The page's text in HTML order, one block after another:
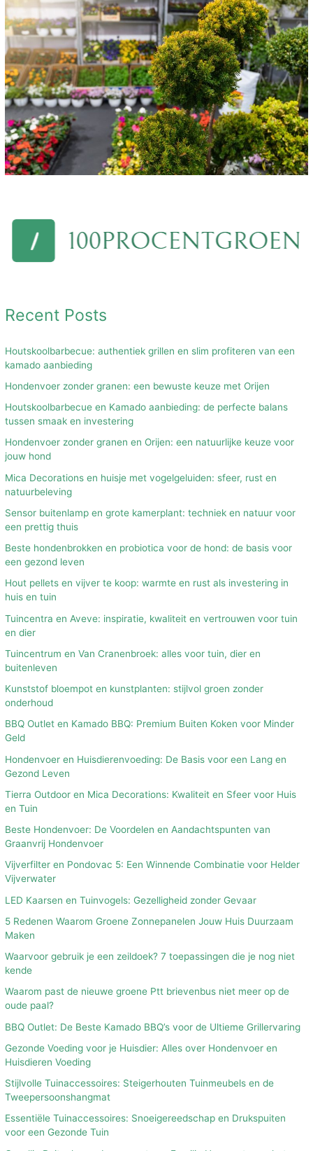
Recent Posts
Houtskoolbarbecue: authentiek grillen en slim profiteren van een
kamado aanbieding
Hondenvoer zonder granen: een bewuste keuze met Orijen
Houtskoolbarbecue en Kamado aanbieding: de perfecte balans
tussen smaak en investering
Hondenvoer zonder granen en Orijen: een natuurlijke keuze voor
jouw hond
Mica Decorations en huisje met vogelgeluiden: sfeer, rust en
natuurbeleving
Sensor buitenlamp en grote kamerplant: techniek en natuur voor
een prettig thuis
Beste hondenbrokken en probiotica voor de hond: de basis voor
een gezond leven
Hout pellets en vijver te koop: warmte en rust als investering in
huis en tuin
Tuincentra en Aveve: inspiratie, kwaliteit en vertrouwen voor tuin
en dier
Tuincentrum en Van Cranenbroek: alles voor tuin, dier en
buitenleven
Kunststof bloempot en kunstplanten: stijlvol groen zonder
onderhoud
BBQ Outlet en Kamado BBQ: Premium Buiten Koken voor Minder
Geld
Hondenvoer en Huisdierenvoeding: De Basis voor een Lang en
Gezond Leven
Tierra Outdoor en Mica Decorations: Kwaliteit en Sfeer voor Huis
en Tuin
Beste Hondenvoer: De Voordelen en Aandachtspunten van
Graanvrij Hondenvoer
Vijverfilter en Pondovac 5: Een Winnende Combinatie voor Helder
Vijverwater
LED Kaarsen en Tuinvogels: Gezelligheid zonder Gevaar
5 Redenen Waarom Groene Zonnepanelen Jouw Huis Duurzaam
Maken
Waarvoor gebruik je een zeildoek? 7 toepassingen die je nog niet
kende
Waarom past de nieuwe groene Ptt brievenbus niet meer op de
oude paal?
BBQ Outlet: De Beste Kamado BBQ’s voor de Ultieme Grillervaring
Gezonde Voeding voor je Huisdier: Alles over Hondenvoer en
Huisdieren Voeding
Stijlvolle Tuinaccessoires: Steigerhouten Tuinmeubels en de
Tweepersoonshangmat
Essentiële Tuinaccessoires: Snoeigereedschap en Drukspuiten
voor een Gezonde Tuin
Kleine
Boompjes
Mospanelen